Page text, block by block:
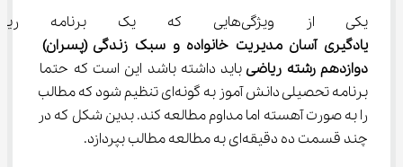
یکی از ویژگی‌هایی که یک برنامه ریزی درسی اصولی برای
یادگیری آسان مدیریت خانواده و سبک زندگی (پسران)
دوازدهم رشته ریاضی باید داشته باشد این است که حتما
برنامه تحصیلی دانش آموز به گونه‌ای تنظیم شود که مطالب
را به صورت آهسته اما مداوم مطالعه کند. بدین شکل که در
چند قسمت ده دقیقه‌ای به مطالعه مطالب بپردازد.